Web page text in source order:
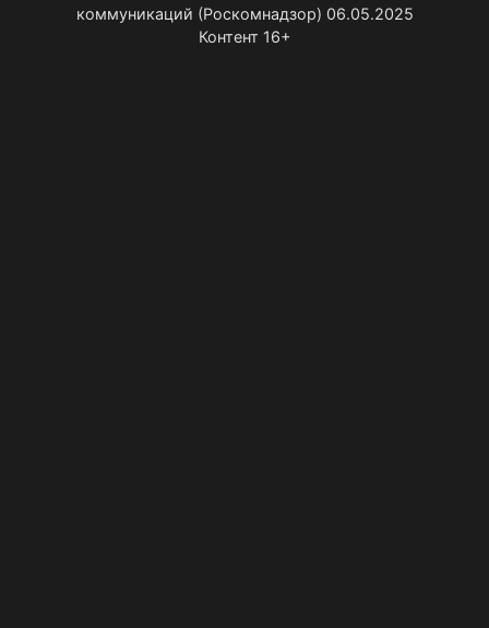
коммуникаций (Роскомнадзор) 06.05.2025
Контент 16+